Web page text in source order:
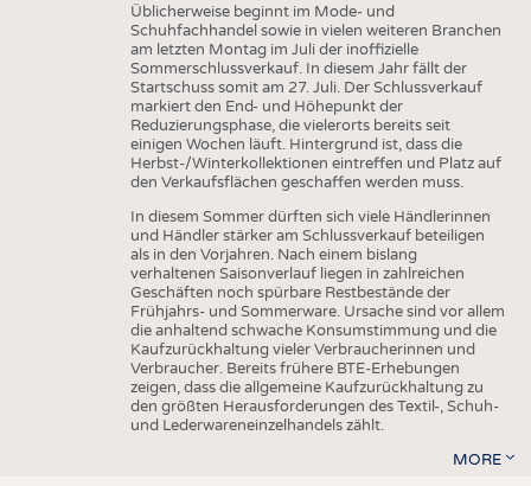
Üblicherweise beginnt im Mode- und
Schuhfachhandel sowie in vielen weiteren Branchen
am letzten Montag im Juli der inoffizielle
Sommerschlussverkauf. In diesem Jahr fällt der
Startschuss somit am 27. Juli. Der Schlussverkauf
markiert den End- und Höhepunkt der
Reduzierungsphase, die vielerorts bereits seit
einigen Wochen läuft. Hintergrund ist, dass die
Herbst-/Winterkollektionen eintreffen und Platz auf
den Verkaufsflächen geschaffen werden muss.
In diesem Sommer dürften sich viele Händlerinnen
und Händler stärker am Schlussverkauf beteiligen
als in den Vorjahren. Nach einem bislang
verhaltenen Saisonverlauf liegen in zahlreichen
Geschäften noch spürbare Restbestände der
Frühjahrs- und Sommerware. Ursache sind vor allem
die anhaltend schwache Konsumstimmung und die
Kaufzurückhaltung vieler Verbraucherinnen und
Verbraucher. Bereits frühere BTE-Erhebungen
zeigen, dass die allgemeine Kaufzurückhaltung zu
den größten Herausforderungen des Textil-, Schuh-
und Lederwareneinzelhandels zählt.
MORE